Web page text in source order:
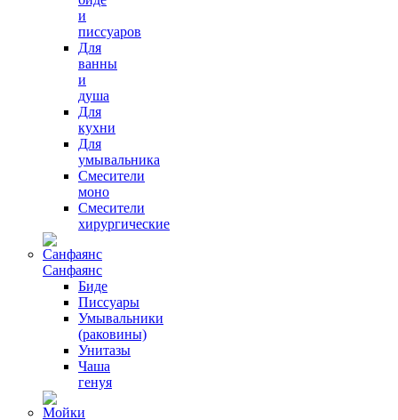
и
писсуаров
Для
ванны
и
душа
Для
кухни
Для
умывальника
Смесители
моно
Смесители
хирургические
Санфаянс
Биде
Писсуары
Умывальники
(раковины)
Унитазы
Чаша
генуя